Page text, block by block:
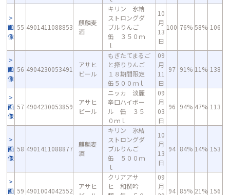
画
像
55 4901411088853
麒麟麦
酒
キリン 氷結
ストロングダ
ブルりんご
缶 ３５０ｍ
ｌ
10
月
13
日
100 76% 58% 106
画
像
56 4904230053491
アサヒ
ビール
もぎたてまるご
と搾りりんご
１８期間限定
缶５００ｍｌ
09
月
11
日
97 91% 11% 138
画
像
57 4904230053859
アサヒ
ビール
ニッカ 淡麗
辛口ハイボー
ル 缶 ３５
０ｍｌ
09
月
03
日
96 94% 47% 113
画
像
58 4901411088877
麒麟麦
酒
キリン 氷結
ストロングダ
ブルりんご
缶 ５００ｍ
ｌ
10
月
13
日
94 84% 14% 153
画 59 4901004042552
アサヒ
クリアアサ
ヒ 和撰吟
09
月
94 85% 21% 156